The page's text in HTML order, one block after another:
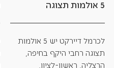
5 אולמות תצוגה
לכרמל דיירקט יש 5 אולמות
תצוגה רחבי היקף בחיפה,
הרצליה, ראשון-לציון,